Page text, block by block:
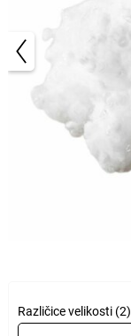
Različice velikosti (2)